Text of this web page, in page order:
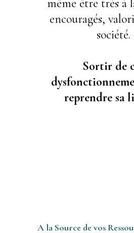
A la Source de vos
même être très à
encouragés,
société.
Sortir de
reprendre sa